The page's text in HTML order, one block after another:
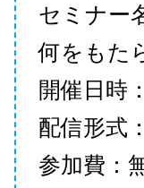
セミナー
何をもた
開催日時
配信形式
参加費：